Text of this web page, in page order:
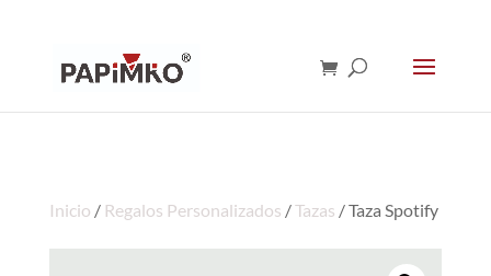
Inicio / Regalos Personalizados /Tazas / Taza Spotify